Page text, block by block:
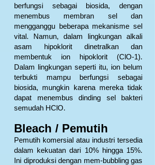
berfungsi sebagai biosida, dengan
menembus membran sel dan
mengganggu beberapa mekanisme sel
vital. Namun, dalam lingkungan alkali
asam hipoklorit dinetralkan dan
membentuk ion hipoklorit (ClO-1).
Dalam lingkungan seperti itu, ion belum
terbukti mampu berfungsi sebagai
biosida, mungkin karena mereka tidak
dapat menembus dinding sel bakteri
semudah HClO.
Bleach / Pemutih
Pemutih komersial atau industri tersedia
dalam kekuatan dari 10% hingga 15%.
Ini diproduksi dengan mem-bubbling gas